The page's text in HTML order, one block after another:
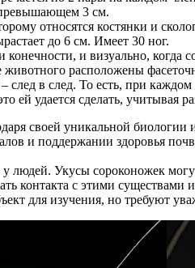
превышающем 3 см.
относятся костянки и
до 6 см. Имеет 30 ног.
и визуально,
расположены
в след. То есть, при
удается сделать, учитывая
своей уникальной
и поддержании здоровья
людей. Укусы сороконожек
контакта с этими существами
для изучения, но требуют